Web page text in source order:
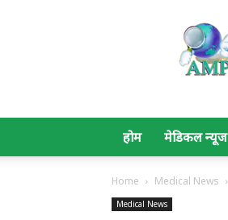
होम मेडिकल न्यूज
Home Medical News
Medical News